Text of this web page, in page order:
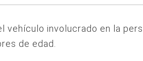
vehículo involucrado en la
de edad.